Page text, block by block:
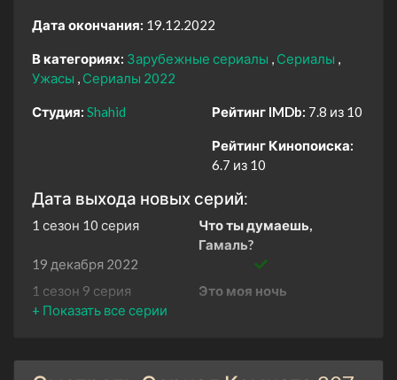
Дата окончания: 19.12.2022
В категориях: Зарубежные сериалы
Сериалы
Ужасы
Сериалы 2022
Студия: Shahid Рейтинг IMDb: 7.8 из 10
Рейтинг Кинопоиска:
6.7 из 10
Дата выхода новых серий:
1 сезон 10 серия
Что ты думаешь,
Гамаль?
19 декабря 2022
1 сезон 9 серия
Это моя ночь
12 декабря 2022